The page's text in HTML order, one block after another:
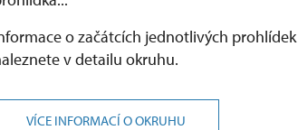
o začátcích jednotlivých prohlídek
v detailu okruhu.
VÍCE INFORMACÍ O OKRUHU